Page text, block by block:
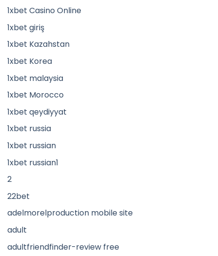
1xbet Casino Online
1xbet giriş
1xbet Kazahstan
1xbet Korea
1xbet malaysia
1xbet Morocco
1xbet qeydiyyat
1xbet russia
1xbet russian
1xbet russian1
2
22bet
adelmorelproduction mobile site
adult
adultfriendfinder-review free